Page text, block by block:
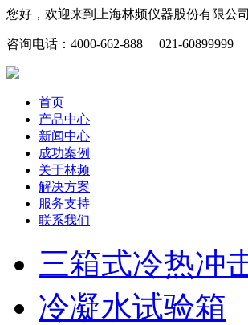
您好，欢迎来到上海林频仪器股份有限公
咨询电话：4000-662-888 021-60899999
首页
产品中心
新闻中心
成功案例
关于林频
解决方案
服务支持
联系我们
三箱式冷热冲
冷凝水试验箱